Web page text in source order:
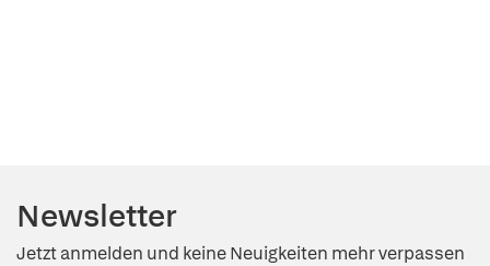
Newsletter
Jetzt anmelden und keine Neuigkeiten mehr verpassen